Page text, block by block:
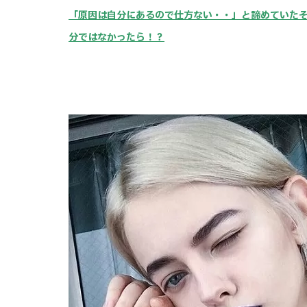
「原因は自分にあるので仕方ない・・」と諦めてい
分ではなかったら！？